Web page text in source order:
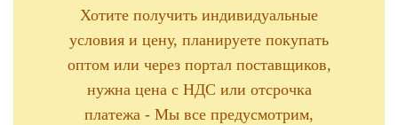
Хотите получить индивидуальные
условия и цену, планируете покупать
оптом или через портал поставщиков,
нужна цена с НДС или отсрочка
платежа - Мы все предусмотрим,